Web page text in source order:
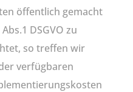
öffentlich gemacht
DSGVO zu
so treffen wir
verfügbaren